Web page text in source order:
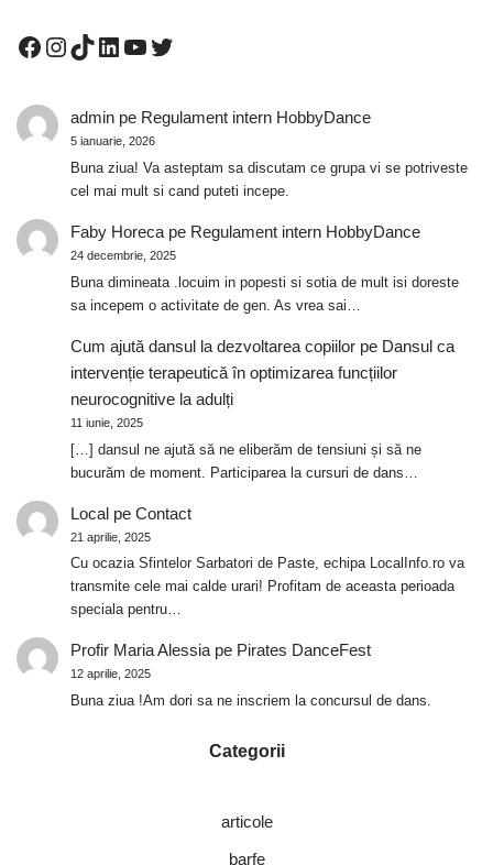
adminpe Regulament intern HobbyDance
5 ianuarie, 2026
Buna ziua! Va asteptam sa discutam ce grupa vi se potriveste
cel mai mult si cand puteti incepe.
Faby Horecape Regulament intern HobbyDance
24 decembrie, 2025
Buna dimineata .locuim in popesti si sotia de mult isi doreste
sa incepem o activitate de gen. As vrea sai…
Cum ajută dansul la dezvoltarea copiilorpe Dansul ca
intervenție terapeutică în optimizarea funcțiilor
neurocognitive la adulți
11 iunie, 2025
[…] dansul ne ajută să ne eliberăm de tensiuni și să ne
bucurăm de moment. Participarea la cursuri de dans…
Localpe Contact
21 aprilie, 2025
Cu ocazia Sfintelor Sarbatori de Paste, echipa LocalInfo.ro va
transmite cele mai calde urari! Profitam de aceasta perioada
speciala pentru…
Profir Maria Alessiape Pirates DanceFest
12 aprilie, 2025
Buna ziua !Am dori sa ne inscriem la concursul de dans.
Categorii
articole
barfe